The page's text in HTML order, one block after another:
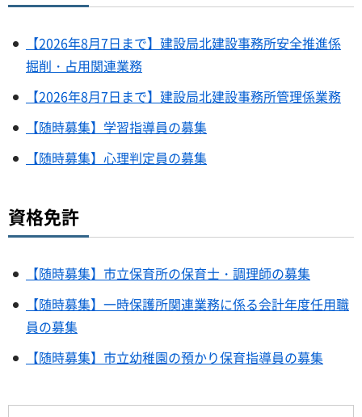
【2026年8月7日まで】建設局北建設事務所安全推進係
掘削・占用関連業務
【2026年8月7日まで】建設局北建設事務所管理係業務
【随時募集】学習指導員の募集
【随時募集】心理判定員の募集
資格免許
【随時募集】市立保育所の保育士・調理師の募集
【随時募集】一時保護所関連業務に係る会計年度任用職
員の募集
【随時募集】市立幼稚園の預かり保育指導員の募集